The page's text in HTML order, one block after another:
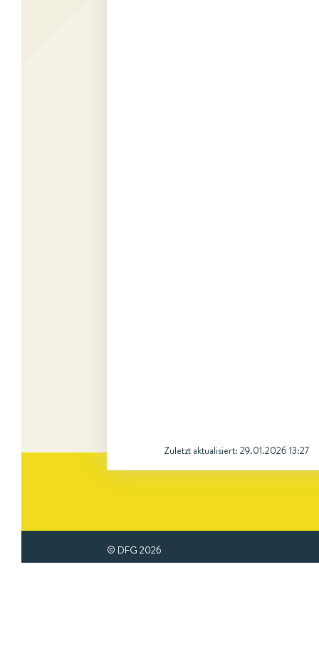
Zuletzt aktualisiert: 29.01.2026 13:27
© DFG 2026